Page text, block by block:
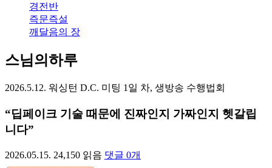
경전반
즉문즉설
깨달음의 장
스님의하루
2026.5.12. 워싱턴 D.C. 미팅 1일 차, 생방송 수행법회
“딥페이크 기술 때문에 진짜인지 가짜인지 헷갈립
니다”
2026.05.15. 24,150 읽음 댓글 0개